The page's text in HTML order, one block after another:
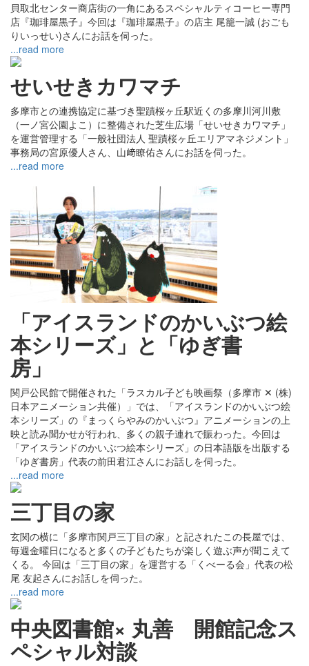
貝取北センター商店街の一角にあるスペシャルティコーヒー専門
店『珈琲屋黒子』今回は『珈琲屋黒子』の店主 尾籠一誠 (おごも
りいっせい)さんにお話を伺った。
...read more
せいせきカワマチ
多摩市との連携協定に基づき聖蹟桜ヶ丘駅近くの多摩川河川敷
（一ノ宮公園よこ）に整備された芝生広場「せいせきカワマチ」
を運営管理する「一般社団法人 聖蹟桜ヶ丘エリアマネジメント」
事務局の宮原優人さん、山﨑瞭佑さんにお話を伺った。
...read more
「アイスランドのかいぶつ絵
本シリーズ」と「ゆぎ書
房」
関戸公民館で開催された「ラスカル子ども映画祭（多摩市 ✕ (株)
日本アニメーション共催）」では、「アイスランドのかいぶつ絵
本シリーズ」の『まっくらやみのかいぶつ』アニメーションの上
映と読み聞かせが行われ、多くの親子連れで賑わった。今回は
「アイスランドのかいぶつ絵本シリーズ」の日本語版を出版する
「ゆぎ書房」代表の前田君江さんにお話しを伺った。
...read more
三丁目の家
玄関の横に「多摩市関戸三丁目の家」と記されたこの長屋では、
毎週金曜日になると多くの子どもたちが楽しく遊ぶ声が聞こえて
くる。 今回は「三丁目の家」を運営する「くべーる会」代表の松
尾 友起さんにお話しを伺った。
...read more
中央図書館× 丸善 開館記念ス
ペシャル対談